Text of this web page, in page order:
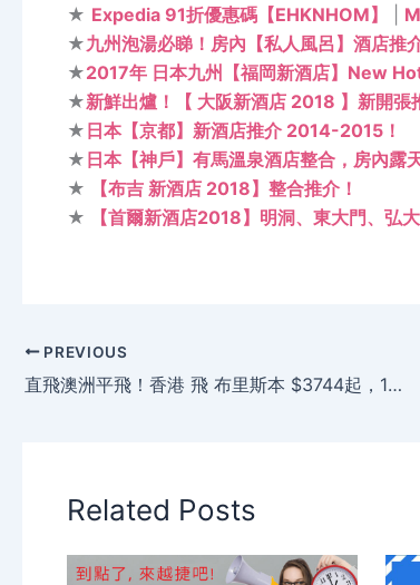
★ Expedia 91折優惠碼【EHKNHOM】
★九州泡湯必睇！房內【私人風呂】酒店推
★2017年 日本九州【福岡新酒店】New
★新鮮出爐！【 大阪新酒店 2018 】新開張
★ 日本【京都】新酒店推介 2014-2015！
★ 日本【神戶】有馬溫泉酒店整合，房內露
★
【布吉 新酒店 2018】整合推介！
★
【首爾新酒店2018】明洞、東大門、弘
PREVIOUS
直飛澳洲平飛！香港 飛 布里斯本 $3744起，11中前出發 – 國泰航空
Related Posts